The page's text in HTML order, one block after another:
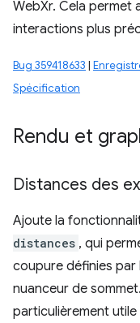
WebXr. Cela permet
interactions plus
Bug 359418633 |
Spécification
Rendu et
Distances des
Ajoute la
distances , qui
coupure définies par
nuanceur de
particulièrement